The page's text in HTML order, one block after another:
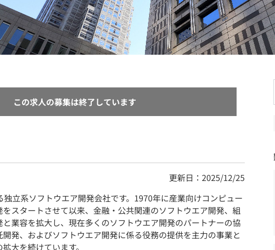
この求人の募集は終了しています
更新日：2025/12/25
立系ソフトウエア開発会社です。1970年に産業向けコンピュー
スタートさせて以来、金融・公共関連のソフトウエア開発、組
業容を拡大し、現在多くのソフトウエア開発のパートナーの協
発、およびソフトウエア開発に係る役務の提供を主力の事業と
大を続けています。